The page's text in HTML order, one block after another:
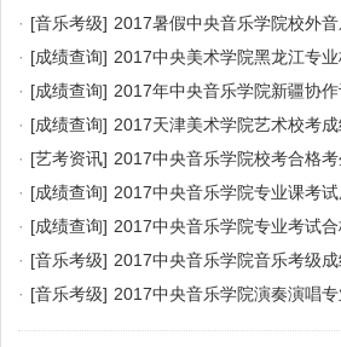
· [音乐考级] 2017暑假中央音乐学院校外
· [成绩查询] 2017中央美术学院黑龙江专
· [成绩查询] 2017年中央音乐学院新疆协
· [成绩查询] 2017天津美术学院艺术校考
· [艺考资讯] 2017中央音乐学院校考合格
· [成绩查询] 2017中央音乐学院专业课考
· [成绩查询] 2017中央音乐学院专业考试
· [音乐考级] 2017中央音乐学院音乐考级
· [音乐考级] 2017中央音乐学院演奏演唱